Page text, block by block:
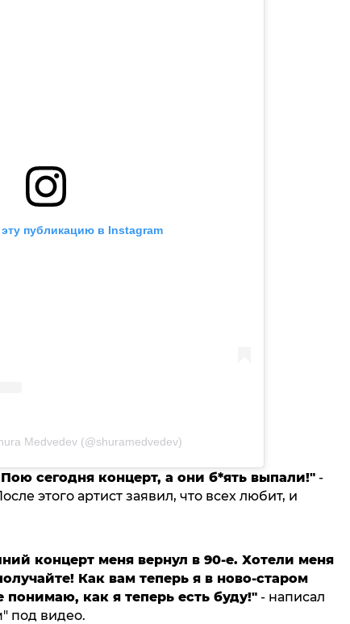
публикацию в Instagram
Medvedev (@shuramedvedev)
сегодня концерт, а они б*ять выпали!"-
этого артист заявил, что всех любит, и
концерт меня вернул в 90-е. Хотели меня
Как вам теперь я в ново-старом
как я теперь есть буду!"- написал
под видео.